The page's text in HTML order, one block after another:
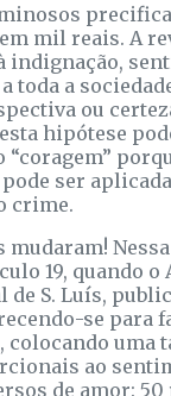
mil reais. A
indignação,
toda a
ou
hipótese
“coragem”
ser
crime.
mudaram!
19, quando o
de S. Luís,
se para
uma
ao
de amor: 50